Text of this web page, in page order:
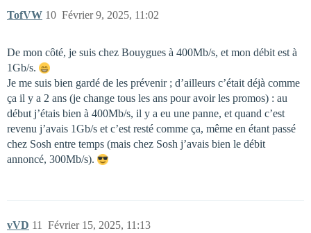
TofVW Février 9, 2025, 11:02
10
De mon côté, je suis chez Bouygues à 400Mb/s, et mon débit est à
1Gb/s.
Je me suis bien gardé de les prévenir ; d’ailleurs c’était déjà comme
ça il y a 2 ans (je change tous les ans pour avoir les promos) : au
début j’étais bien à 400Mb/s, il y a eu une panne, et quand c’est
revenu j’avais 1Gb/s et c’est resté comme ça, même en étant passé
chez Sosh entre temps (mais chez Sosh j’avais bien le débit
annoncé, 300Mb/s).
vVD Février 15, 2025, 11:13
11